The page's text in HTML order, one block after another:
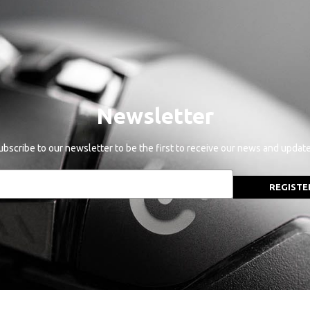
Newsletter
to our newsletter to be the first to receive our news and